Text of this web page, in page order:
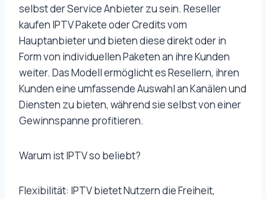
selbst der Service Anbieter zu sein. Reseller
kaufen IPTV Pakete oder Credits vom
Hauptanbieter und bieten diese direkt oder in
Form von individuellen Paketen an ihre Kunden
weiter. Das Modell ermöglicht es Resellern, ihren
Kunden eine umfassende Auswahl an Kanälen und
Diensten zu bieten, während sie selbst von einer
Gewinnspanne profitieren.
Warum ist IPTV so beliebt?
Flexibilität: IPTV bietet Nutzern die Freiheit,